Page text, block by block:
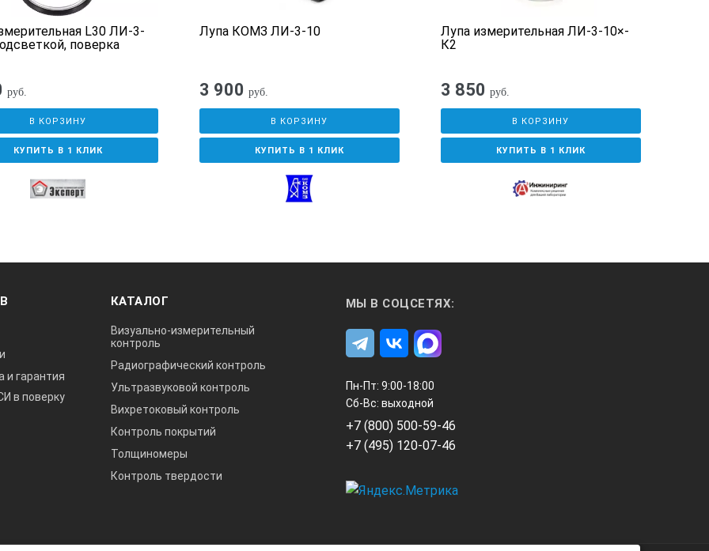
L30 ЛИ-3-
поверка
руб.
В КОРЗИНУ
КУПИТЬ В 1 КЛИК
Лупа КОМЗ ЛИ-3-10
3 900 руб.
В КОРЗИНУ
КУПИТЬ В 1 КЛИК
Лупа измерительная ЛИ-3-10×-
К2
3 850 руб.
В КОРЗИНУ
КУПИТЬ В 1 КЛИК
и гарантия
в поверку
КАТАЛОГ
Визуально-измерительный
контроль
Радиографический контроль
Ультразвуковой контроль
Вихретоковый контроль
Контроль покрытий
Толщиномеры
Контроль твердости
МЫ В СОЦСЕТЯХ:
Пн-Пт: 9:00-18:00
Сб-Вс: выходной
+7 (800) 500-59-46
+7 (495) 120-07-46